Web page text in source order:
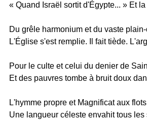
« Quand Israël sortit d'Égypte... » Et
Du grêle harmonium et du vaste
L'Église s'est remplie. Il fait tiède.
Pour le culte et celui du denier de
Et des pauvres tombe à bruit doux
L'hymme propre et Magnificat aux
Une langueur céleste envahit tous les